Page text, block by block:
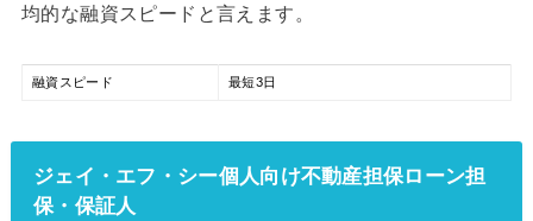
均的な融資スピードと言えます。
融資スピード 最短3日
ジェイ・エフ・シー個人向け不動産担保ローン担
保・保証人